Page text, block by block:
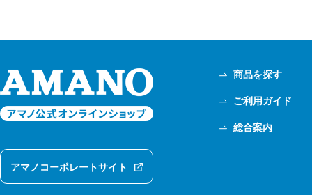
アマノコーポレートサイト
商品を探す
ご利用ガイド
総合案内